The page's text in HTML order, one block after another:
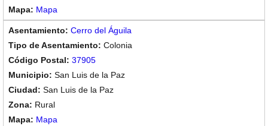
Mapa
Cerro del Águila
Colonia
37905
San Luis de la Paz
San Luis de la Paz
Rural
Mapa